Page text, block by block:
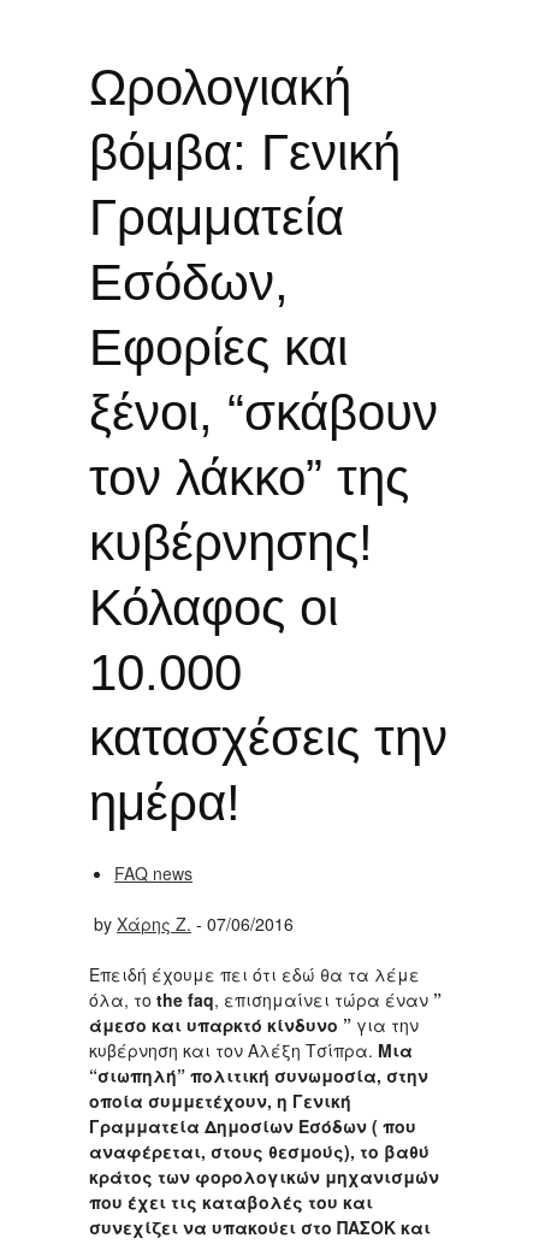
Ωρολογιακή
βόμβα: Γενική
Γραμματεία
Εσόδων,
Εφορίες και
ξένοι, “σκάβουν
τον λάκκο” της
κυβέρνησης!
Κόλαφος οι
10.000
κατασχέσεις την
ημέρα!
FAQ news
by Χάρης Ζ. - 07/06/2016
Επειδή έχουμε πει ότι εδώ θα τα λέμε
όλα, το the faq, επισημαίνει τώρα έναν ”
άμεσο και υπαρκτό κίνδυνο ” για την
κυβέρνηση και τον Αλέξη Τσίπρα. Μια
“σιωπηλή” πολιτική συνωμοσία, στην
οποία συμμετέχουν, η Γενική
Γραμματεία Δημοσίων Εσόδων ( που
αναφέρεται, στους θεσμούς), το βαθύ
κράτος των φορολογικών μηχανισμών
που έχει τις καταβολές του και
συνεχίζει να υπακούει στο ΠΑΣΟΚ και